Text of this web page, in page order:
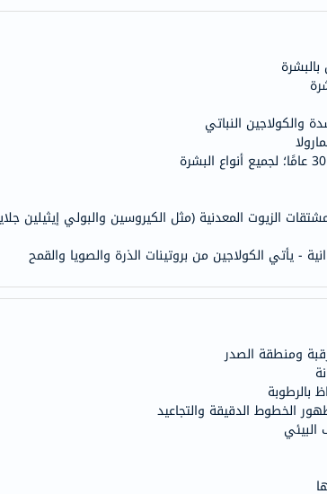
fino
النباتي
الزيوت المعدنية (مثل الكيروسين والبولي إيثيلين
- يأتي الكولاجين من بروتينات الذرة والصويا والقمح
ومنطقة الصدر
بالرطوبة
الخطوط الدقيقة والتجاعيد